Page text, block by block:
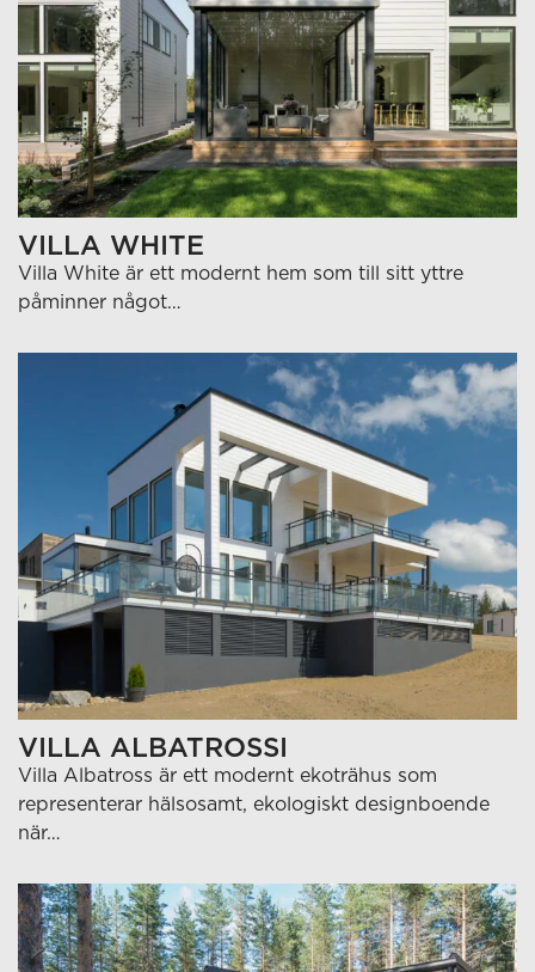
VILLA WHITE
Villa White är ett modernt hem som till sitt yttre
påminner något…
VILLA ALBATROSSI
Villa Albatross är ett modernt ekoträhus som
representerar hälsosamt, ekologiskt designboende
när…